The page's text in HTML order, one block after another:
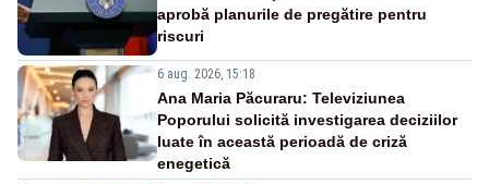
aprobă planurile de pregătire pentru
riscuri
6 aug. 2026, 15:18
Ana Maria Păcuraru: Televiziunea
Poporului solicită investigarea deciziilor
luate în această perioadă de criză
enegetică